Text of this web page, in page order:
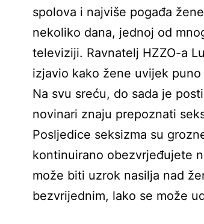
spolova i najviše pogađa
nekoliko dana, jednoj od
televiziji. Ravnatelj HZZO-a
izjavio kako žene uvijek
Na svu sreću, do sada je
novinari znaju prepoznati
Posljedice seksizma su
kontinuirano obezvrjeđujete
može biti uzrok nasilja nad
bezvrijednim, lako se može